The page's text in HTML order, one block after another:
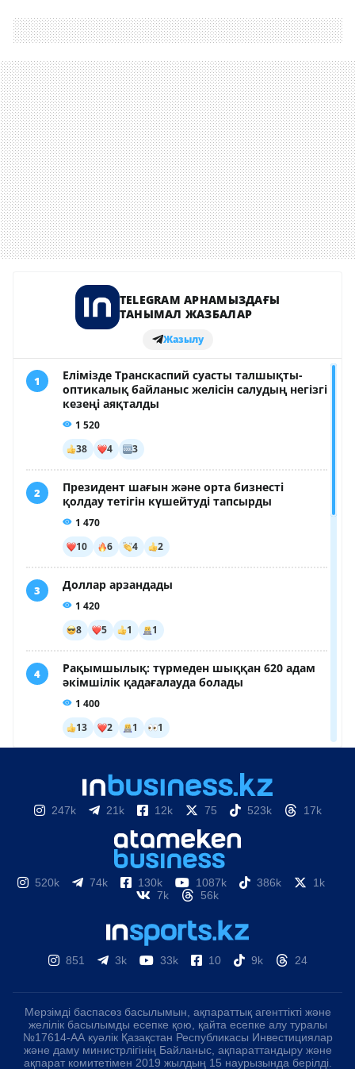
247k 21k 12k 75 523k 17k
520k 74k 130k 1087k 386k
1k
7k
56k
851 3k 33k 10 9k 24
Мерзімді баспасөз басылымын, ақпараттық агенттікті және
желілік басылымды есепке қою, қайта есепке алу туралы
№17614-АА куәлік Қазақстан Республикасы Инвестициялар
және даму министрлігінің Байланыс, ақпараттандыру және
ақпарат комитетімен 2019 жылдың 15 наурызында берілді.